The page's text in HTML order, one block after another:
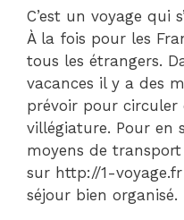
C’est un voyage qui
À la fois pour les
tous les étrangers.
vacances il y a des
prévoir pour circuler
villégiature. Pour en
moyens de
sur http://1-
séjour bien organisé.